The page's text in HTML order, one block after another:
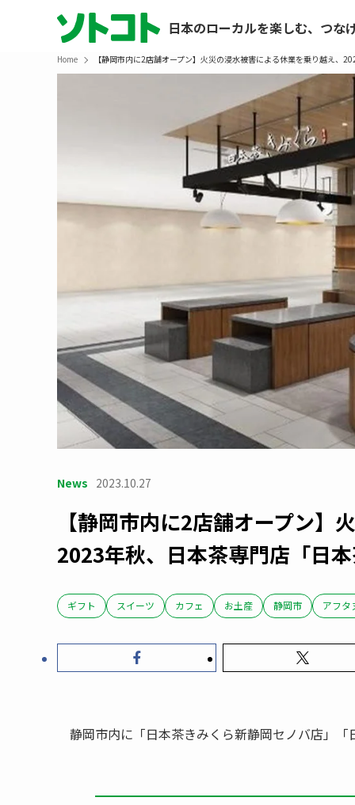
日本のローカルを楽しむ、つな
Home 【静岡市内に2店舗オープン】火災の浸水被害による休業を乗り越え、
News 2023.10.27
【静岡市内に2店舗オープン
2023年秋、日本茶専門店「日
ギフト スイーツ カフェ お土産 静岡市 アフタ
静岡市内に「日本茶きみくら新静岡セノバ店」